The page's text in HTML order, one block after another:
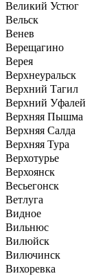
Великий Устюг
Вельск
Венев
Верещагино
Верея
Верхнеуральск
Верхний Тагил
Верхний Уфалей
Верхняя Пышма
Верхняя Салда
Верхняя Тура
Верхотурье
Верхоянск
Весьегонск
Ветлуга
Видное
Вильнюс
Вилюйск
Вилючинск
Вихоревка